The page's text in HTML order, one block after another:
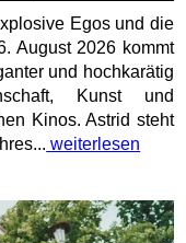
Egos und die
August 2026 kommt
und hochkarätig
Kunst und
Kinos. Astrid steht
weiterlesen